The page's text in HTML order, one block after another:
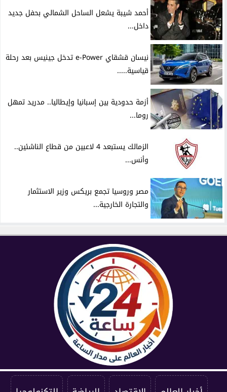
أحمد شيبة يشعل الساحل الشمالي بحفل جديد
داخل...
نيسان قشقاي e-Power تدخل جينيس بعد رحلة
قياسية.....
أزمة حدودية بين إسبانيا وإيطاليا.. مدريد تمهل
روما...
الزمالك يستبعد 4 لاعبين من قطاع الناشئين..
وأنس...
مصر وروسيا تجمع بريكس وزير الاستثمار
والتجارة الخارجية...